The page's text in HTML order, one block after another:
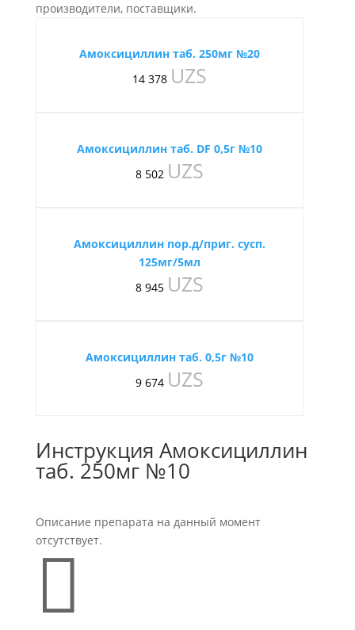
производители, поставщики.
Амоксициллин таб. 250мг №20
14 378 UZS
Амоксициллин таб. DF 0,5г №10
8 502 UZS
Амоксициллин пор.д/приг. сусп.
125мг/5мл
8 945 UZS
Амоксициллин таб. 0,5г №10
9 674 UZS
Инструкция Амоксициллин
таб. 250мг №10
Описание препарата на данный момент
отсутствует.
